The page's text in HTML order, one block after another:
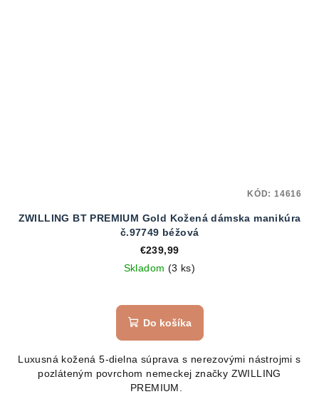
ZWILLING BT PREMIUM Gold Kožená dámska manikúra
č.97749 béžová
€239,99
Skladom (3 ks)
Do košíka
Luxusná kožená 5-dielna súprava s nerezovými nástrojmi s
pozláteným povrchom nemeckej značky ZWILLING
PREMIUM.
KÓD: 14616